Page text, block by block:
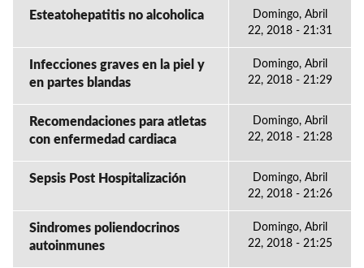
Esteatohepatitis no alcoholica
Domingo, Abril
22, 2018 - 21:31
Infecciones graves en la piel y
en partes blandas
Domingo, Abril
22, 2018 - 21:29
Recomendaciones para atletas
con enfermedad cardiaca
Domingo, Abril
22, 2018 - 21:28
Sepsis Post Hospitalización
Domingo, Abril
22, 2018 - 21:26
Sindromes poliendocrinos
autoinmunes
Domingo, Abril
22, 2018 - 21:25